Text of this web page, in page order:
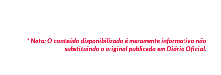
* Nota: O conteúdo disponibilizado é meramente informativo não
substituindo o original publicado em Diário Oficial.